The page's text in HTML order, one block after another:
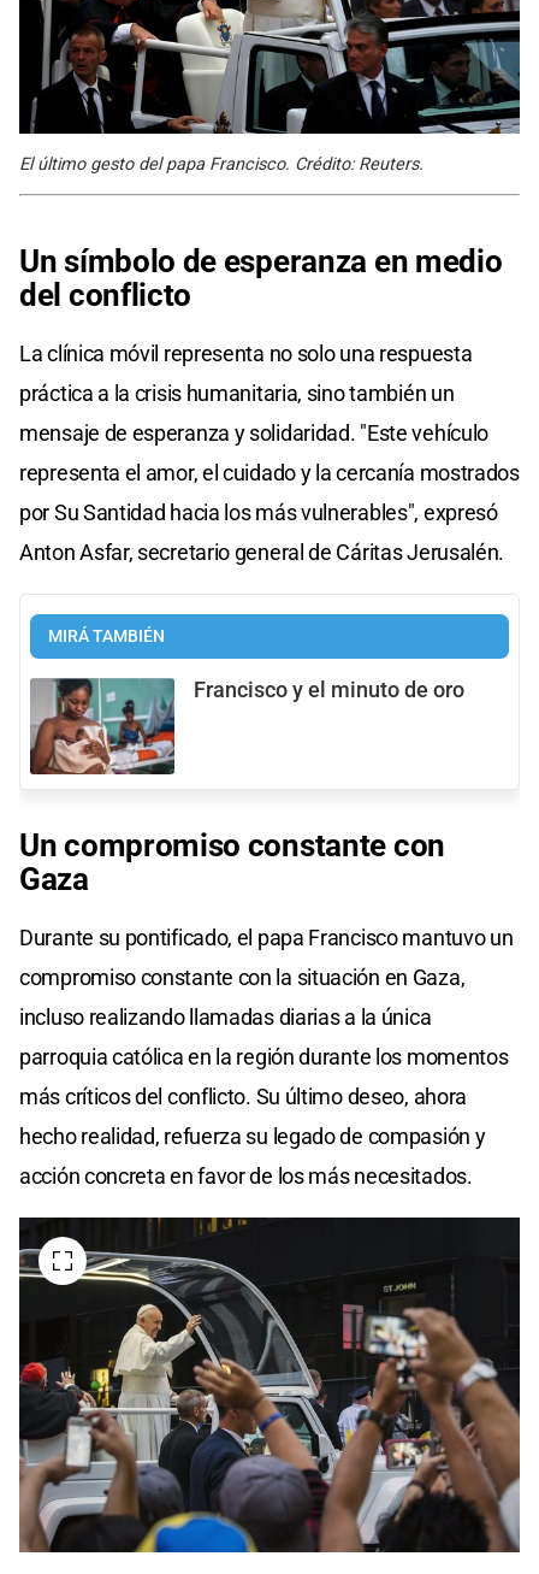
El último gesto del papa Francisco. Crédito: Reuters.
Un símbolo de esperanza en medio
del conflicto
La clínica móvil representa no solo una respuesta
práctica a la crisis humanitaria, sino también un
mensaje de esperanza y solidaridad. "Este vehículo
representa el amor, el cuidado y la cercanía mostrados
por Su Santidad hacia los más vulnerables", expresó
Anton Asfar, secretario general de Cáritas Jerusalén.
MIRÁ TAMBIÉN
Francisco y el minuto de oro
Un compromiso constante con
Gaza
Durante su pontificado, el papa Francisco mantuvo un
compromiso constante con la situación en Gaza,
incluso realizando llamadas diarias a la única
parroquia católica en la región durante los momentos
más críticos del conflicto. Su último deseo, ahora
hecho realidad, refuerza su legado de compasión y
acción concreta en favor de los más necesitados.